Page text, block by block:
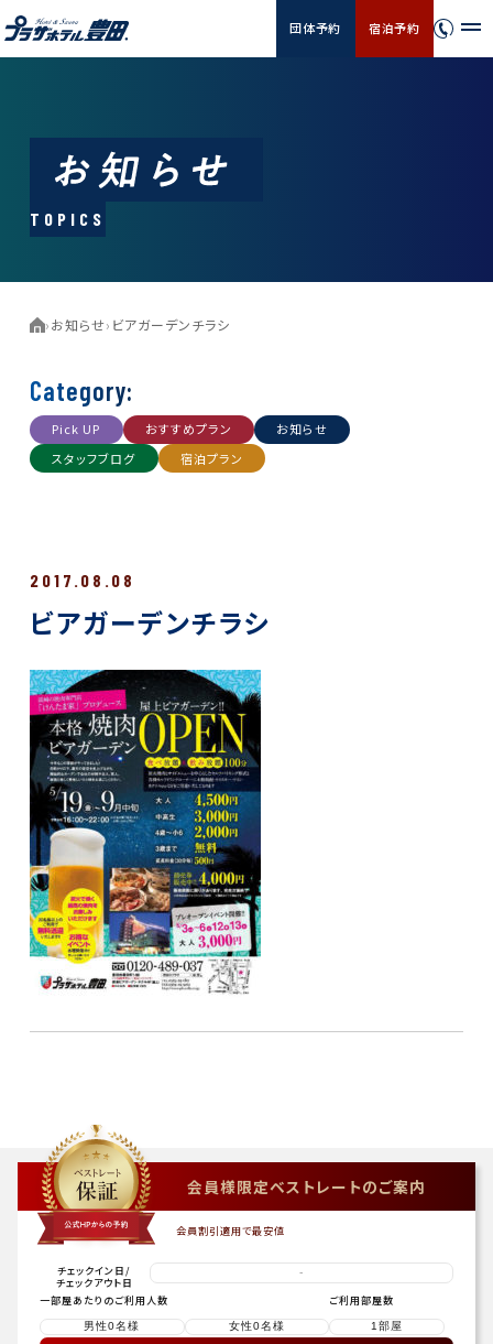
団体予約 宿泊予約
TOPICS
›お知らせ› ビアガーデンチラシ
Category:
Pick UP おすすめプラン
お知らせ
スタッフブログ
宿泊プラン
2017.08.08
ビアガーデンチラシ
会員様限定ベストレートのご案内
会員割引適用で最安値
チェックイン日/
チェックアウト日
-
一部屋あたりのご利用人数 ご利用部屋数